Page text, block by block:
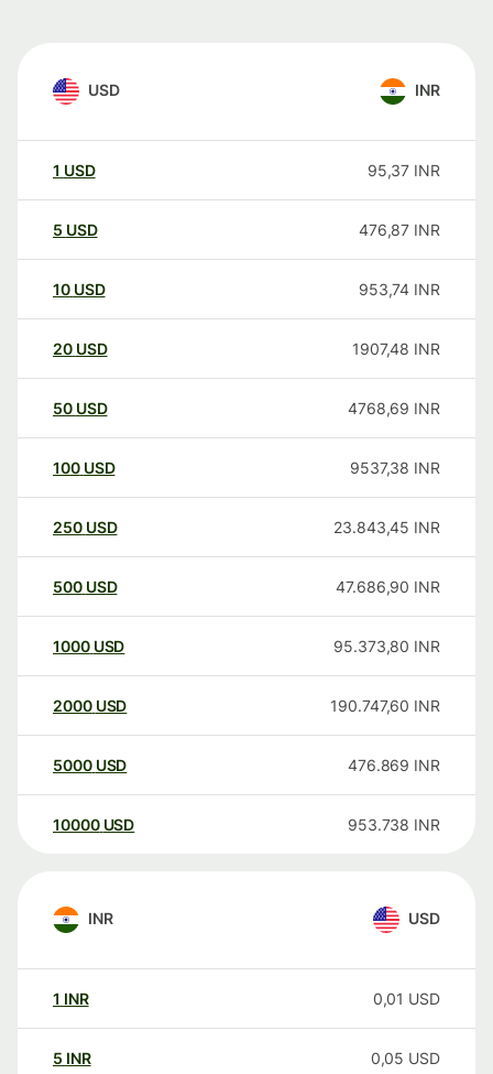
USD INR
1 USD 95,37 INR
5 USD 476,87 INR
10 USD 953,74 INR
20 USD 1907,48 INR
50 USD 4768,69 INR
100 USD 9537,38 INR
250 USD 23.843,45 INR
500 USD 47.686,90 INR
1000 USD 95.373,80 INR
2000 USD 190.747,60 INR
5000 USD 476.869 INR
10000 USD 953.738 INR
INR USD
1 INR 0,01 USD
5 INR 0,05 USD